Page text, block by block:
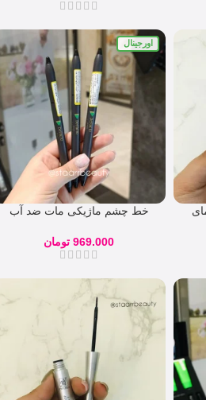
اورجینال
خط چشم ماژیکی مات ضد آب
969.000 تومان